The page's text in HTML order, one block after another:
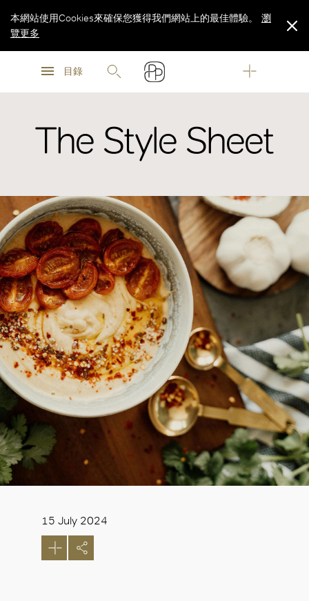
瀏
目錄
本網站使用Cookies來確保您獲得我們網站上的最佳體驗。
瀏
覽更多
The Style Sheet
15 July 2024